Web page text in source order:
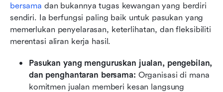
bersama dan bukannya tugas kewangan yang berdiri
sendiri. Ia berfungsi paling baik untuk pasukan yang
memerlukan penyelarasan, keterlihatan, dan fleksibiliti
merentasi aliran kerja hasil.
Pasukan yang menguruskan jualan, pengebilan,
dan penghantaran bersama: Organisasi di mana
komitmen jualan memberi kesan langsung